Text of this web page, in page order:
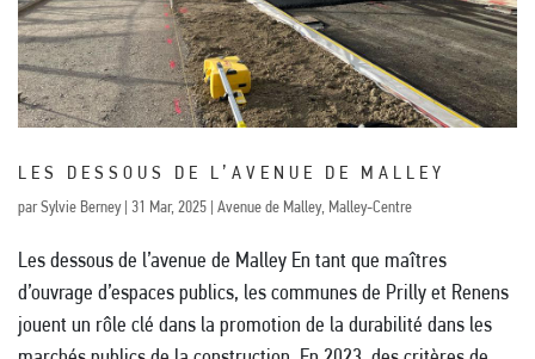
LES DESSOUS DE L’AVENUE DE MALLEY
parSylvie Berney| 31 Mar, 2025 Avenue de Malley, Malley-Centre
Les dessous de l’avenue de Malley En tant que maîtres
d’ouvrage d’espaces publics, les communes de Prilly et Renens
jouent un rôle clé dans la promotion de la durabilité dans les